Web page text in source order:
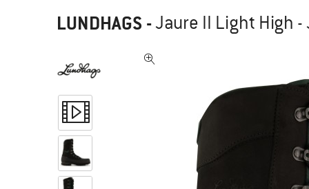
LUNDHAGS -Jaure II Light High